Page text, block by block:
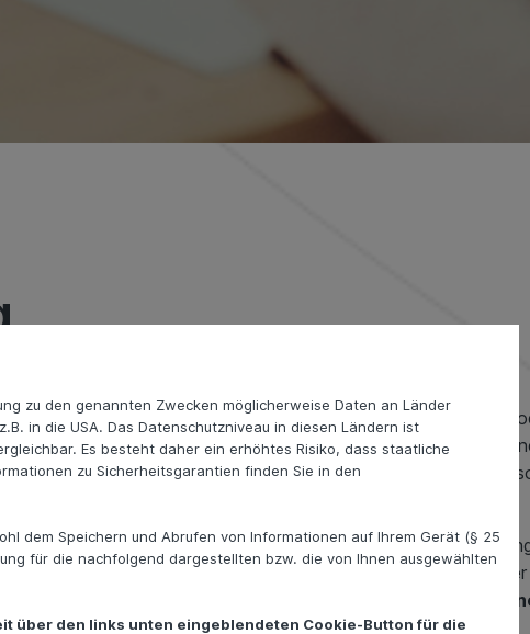
”, „ Unternehmen “, „ Verantwortlicher “
Sie an dieser Stelle über den Datenschutz in unserem
und entsprechend den gesetzlichen Datenschutzvorschriften
durch das Inkrafttreten der EU-Datenschutz-
worden, um den Schutz personenbezogener Daten von einer
auch mit „
zu den genannten Zwecken möglicherweise Daten an Länder
in die USA. Das Datenschutzniveau in diesen Ländern ist
Es besteht daher ein erhöhtes Risiko, dass staatliche
zu Sicherheitsgarantien finden Sie in den
dem Speichern und Abrufen von Informationen auf Ihrem Gerät (§ 25
für die nachfolgend dargestellten bzw. die von Ihnen ausgewählten
über den links unten eingeblendeten Cookie-Button für die